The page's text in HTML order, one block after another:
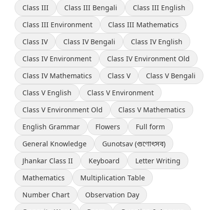
Class III
Class III Bengali
Class III English
Class III Environment
Class III Mathematics
Class IV
Class IV Bengali
Class IV English
Class IV Environment
Class IV Environment Old
Class IV Mathematics
Class V
Class V Bengali
Class V English
Class V Environment
Class V Environment Old
Class V Mathematics
English Grammar
Flowers
Full form
General Knowledge
Gunotsav (গুণোৎসব)
Jhankar Class II
Keyboard
Letter Writing
Mathematics
Multiplication Table
Number Chart
Observation Day